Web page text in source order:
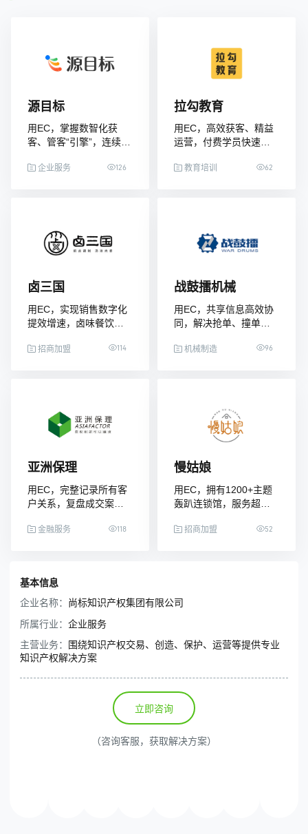
源目标
用EC，掌握数智化获
客、管客“引擎”，连续三
企业服务 126
拉勾教育
用EC，高效获客、精益
运营，付费学员快速突
教育培训 62
卤三国
用EC，实现销售数字化
提效增速，卤味餐饮新
招商加盟 114
战鼓擂机械
用EC，共享信息高效协
同，解决抢单、撞单，
机械制造 96
亚洲保理
用EC，完整记录所有客
户关系，复盘成交案
金融服务 118
慢姑娘
用EC，拥有1200+主题
轰趴连锁馆，服务超
最大的轰趴连锁品牌之
招商加盟 52
基本信息
企业名称： 尚标知识产权集团有限公司
所属行业： 企业服务
主营业务：
围绕知识产权交易、创造、保护、运营等提供专业
知识产权解决方案
立即咨询
（咨询客服，获取解决方案）